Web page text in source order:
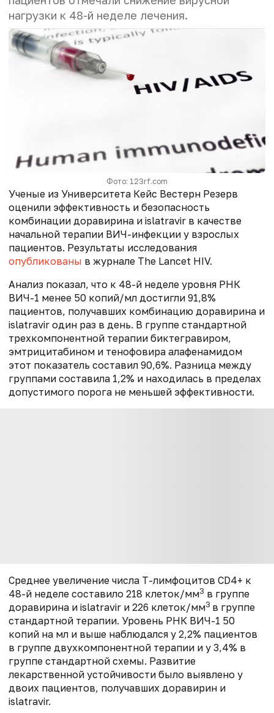
нагрузки к 48-й неделе лечения.
Фото: 123rf.com
Ученые из Университета Кейс Вестерн Резерв
оценили эффективность и безопасность
комбинации доравирина и islatravir в качестве
начальной терапии ВИЧ-инфекции у взрослых
пациентов. Результаты исследования
опубликованы в журнале The Lancet HIV.
Анализ показал, что к 48-й неделе уровня РНК
ВИЧ-1 менее 50 копий/мл достигли 91,8%
пациентов, получавших комбинацию доравирина и
islatravir один раз в день. В группе стандартной
трехкомпонентной терапии биктегравиром,
эмтрицитабином и тенофовира алафенамидом
этот показатель составил 90,6%. Разница между
группами составила 1,2% и находилась в пределах
допустимого порога не меньшей эффективности.
Среднее увеличение числа Т-лимфоцитов CD4+ к
48-й неделе составило 218 клеток/мм3 в группе
доравирина и islatravir и 226 клеток/мм3 в группе
стандартной терапии. Уровень РНК ВИЧ-1 50
копий на мл и выше наблюдался у 2,2% пациентов
в группе двухкомпонентной терапии и у 3,4% в
группе стандартной схемы. Развитие
лекарственной устойчивости было выявлено у
двоих пациентов, получавших доравирин и
islatravir.